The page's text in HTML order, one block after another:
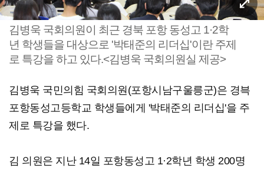
김병욱 국회의원이 최근 경북 포항 동성고 1·2학
년 학생들을 대상으로 '박태준의 리더십'이란 주제
로 특강을 하고 있다.<김병욱 국회의원실 제공>
김병욱 국민의힘 국회의원(포항시남구울릉군)은 경븍
포항동성고등학교 학생들에게 '박태준의 리더십'을 주
제로 특강을 했다.
김 의원은 지난 14일 포항동성고 1·2학년 학생 200명